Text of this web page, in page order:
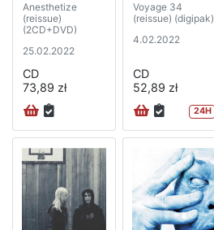
Anesthetize
(reissue)
(2CD+DVD)
25.02.2022
CD
73,89 zł
Voyage 34
(reissue) (digipak)
4.02.2022
CD
52,89 zł
24H